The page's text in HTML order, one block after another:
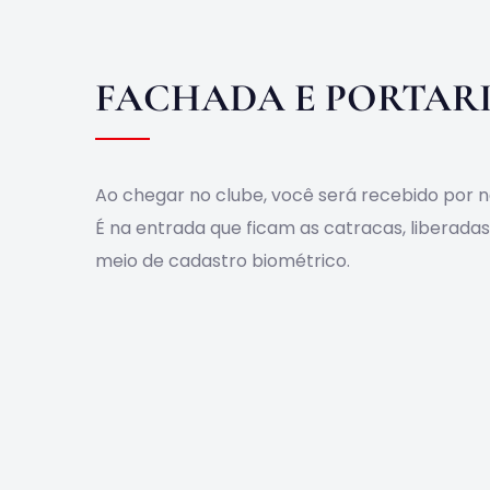
FACHADA E
Ao chegar no clube, você será recebido por
É na entrada que ficam as catracas,
meio de cadastro biométrico.